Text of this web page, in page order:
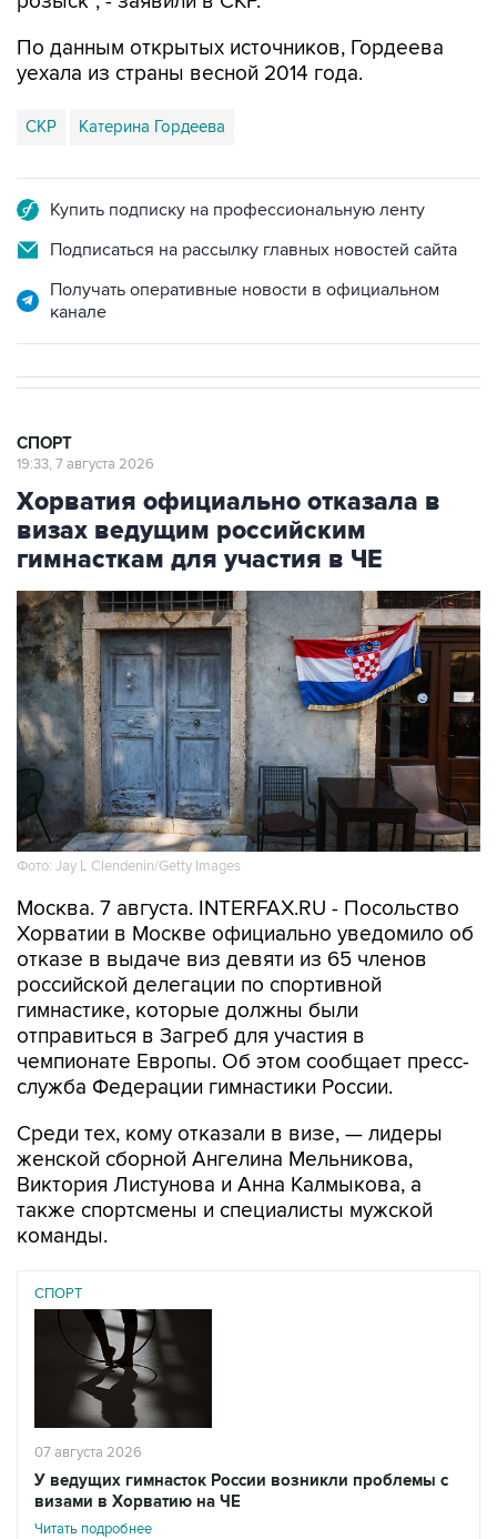
По данным открытых источников, Гордеева
уехала из страны весной 2014 года.
СКР Катерина Гордеева
Купить подписку на профессиональную ленту
Подписаться на рассылку главных новостей сайта
Получать оперативные новости в официальном
канале
СПОРТ
19:33, 7 августа 2026
Хорватия официально отказала в
визах ведущим российским
гимнасткам для участия в ЧЕ
Фото: Jay L Clendenin/Getty Images
Москва. 7 августа. INTERFAX.RU - Посольство
Хорватии в Москве официально уведомило об
отказе в выдаче виз девяти из 65 членов
российской делегации по спортивной
гимнастике, которые должны были
отправиться в Загреб для участия в
чемпионате Европы. Об этом сообщает пресс-
служба Федерации гимнастики России.
Среди тех, кому отказали в визе, — лидеры
женской сборной Ангелина Мельникова,
Виктория Листунова и Анна Калмыкова, а
также спортсмены и специалисты мужской
команды.
СПОРТ
07 августа 2026
У ведущих гимнасток России возникли проблемы с
визами в Хорватию на ЧЕ
Читать подробнее